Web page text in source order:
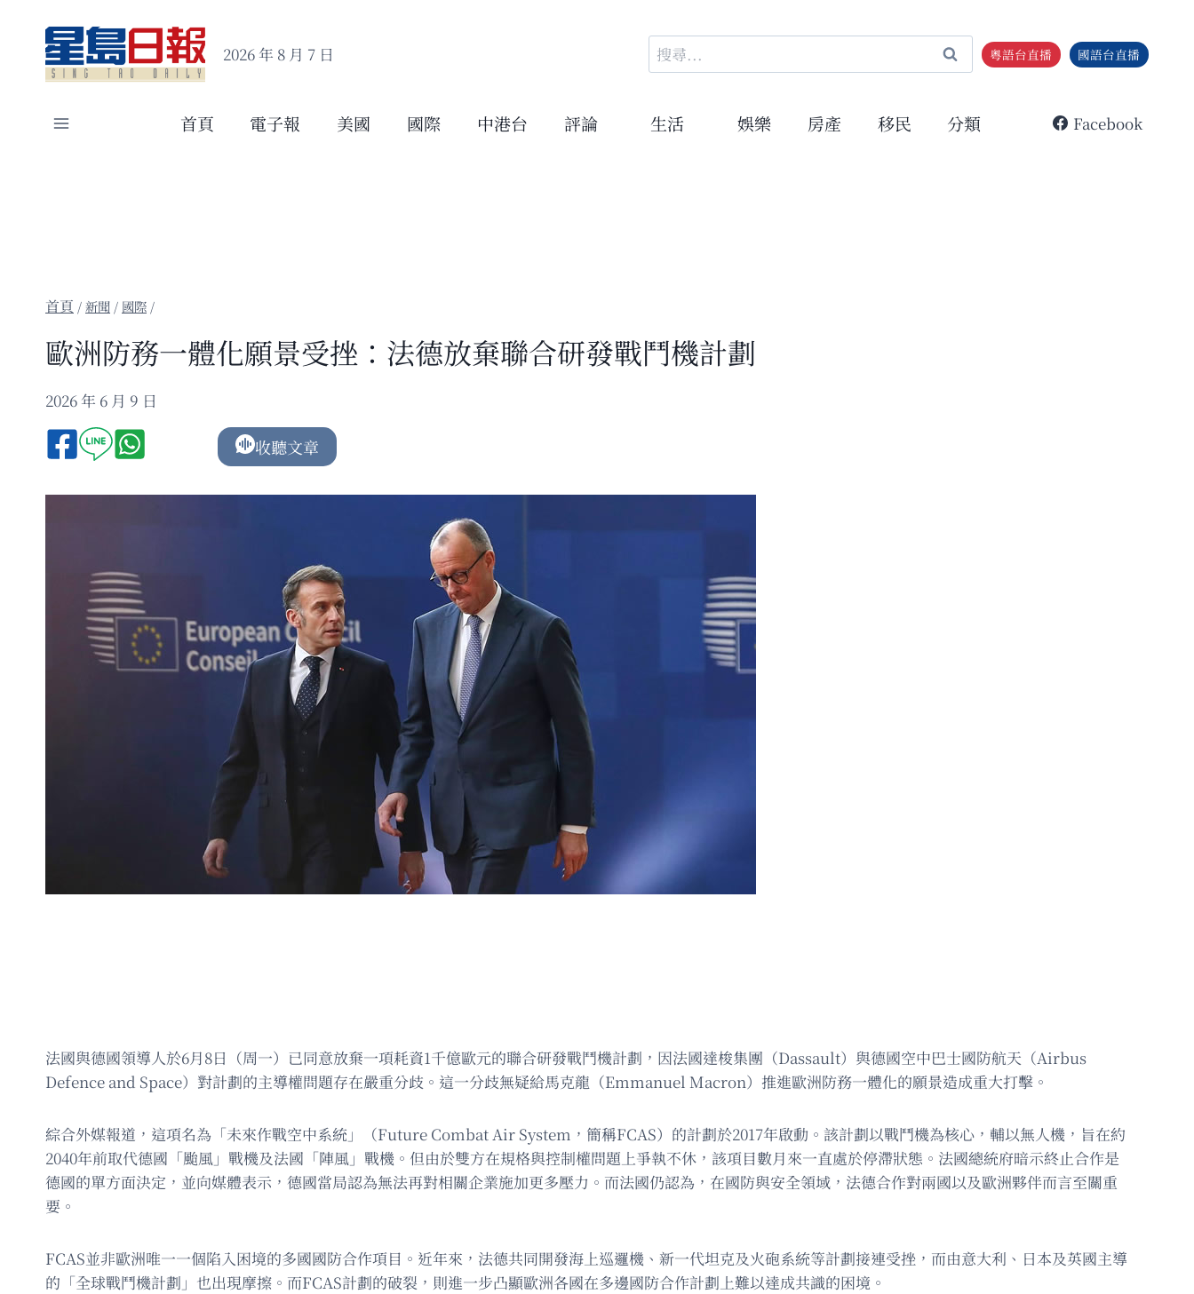
content
2026 年 8 月 7 日
搜
尋
鍵
粵語台直播 國語台直播
首頁 電子報 美國 國際 中港台 評論 生活 娛樂 房產 移民 分類 Facebook
/新聞 / 國際 /
歐洲防務一體化願景受挫：法德放棄聯合研發戰鬥機計劃
2026 年 6 月 9 日
收聽文章
法國與德國領導人於6月8日（周一）已同意放棄一項耗資1千億歐元的聯合研發戰鬥機計劃，因法國達梭集團（Dassault）與德國空中巴士國防航天（Airbus
Defence and Space）對計劃的主導權問題存在嚴重分歧。這一分歧無疑給馬克龍（Emmanuel Macron）推進歐洲防務一體化的願景造成重大打擊。
綜合外媒報道，這項名為「未來作戰空中系統」（Future Combat Air System，簡稱FCAS）的計劃於2017年啟動。該計劃以戰鬥機為核心，輔以無人機，旨在約
2040年前取代德國「颱風」戰機及法國「陣風」戰機。但由於雙方在規格與控制權問題上爭執不休，該項目數月來一直處於停滯狀態。法國總統府暗示終止合作是
德國的單方面決定，並向媒體表示，德國當局認為無法再對相關企業施加更多壓力。而法國仍認為，在國防與安全領域，法德合作對兩國以及歐洲夥伴而言至關重
要。
FCAS並非歐洲唯一一個陷入困境的多國國防合作項目。近年來，法德共同開發海上巡邏機、新一代坦克及火砲系統等計劃接連受挫，而由意大利、日本及英國主導
的「全球戰鬥機計劃」也出現摩擦。而FCAS計劃的破裂，則進一步凸顯歐洲各國在多邊國防合作計劃上難以達成共識的困境。